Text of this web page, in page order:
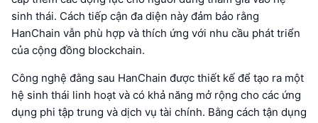
sinh thái. Cách tiếp cận đa diện này đảm bảo rằng
HanChain vẫn phù hợp và thích ứng với nhu cầu phát triển
của cộng đồng blockchain.
Công nghệ đằng sau HanChain được thiết kế để tạo ra một
hệ sinh thái linh hoạt và có khả năng mở rộng cho các ứng
dụng phi tập trung và dịch vụ tài chính. Bằng cách tận dụng